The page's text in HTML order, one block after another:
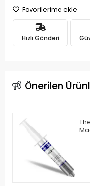
Favorilerime ekle
Hızlı Gönderi
Önerilen